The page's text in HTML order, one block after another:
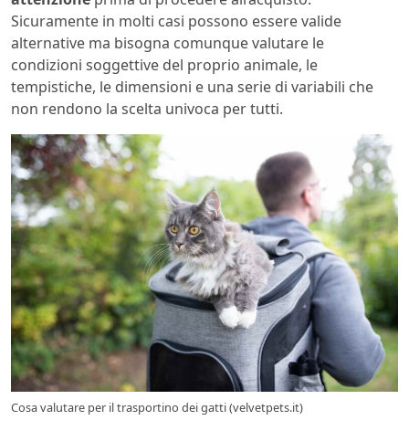
Sicuramente in molti casi possono essere valide
alternative ma bisogna comunque valutare le
condizioni soggettive del proprio animale, le
tempistiche, le dimensioni e una serie di variabili che
non rendono la scelta univoca per tutti.
Cosa valutare per il trasportino dei gatti (velvetpets.it)